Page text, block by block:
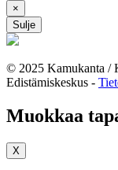
×
Sulje
© 2025 Kamukanta /
Edistämiskeskus -
Muokkaa
X